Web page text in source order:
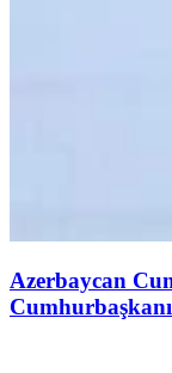
Azerbaycan